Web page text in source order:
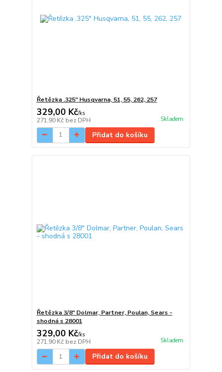
Řetězka .325" Husqvarna, 51, 55, 262, 257
329,00 Kč/ks
271,90 Kč bez DPH Skladem
Přidat do košíku
Řetězka 3/8" Dolmar, Partner, Poulan, Sears -
shodná s 28001
329,00 Kč/ks
271,90 Kč bez DPH Skladem
Přidat do košíku